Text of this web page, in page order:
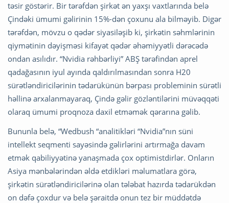
təsir göstərir. Bir tərəfdən şirkət ən yaxşı vaxtlarında belə
Çindəki ümumi gəlirinin 15%-dən çoxunu ala bilməyib. Digər
tərəfdən, mövzu o qədər siyasiləşib ki, şirkətin səhmlərinin
qiymətinin dəyişməsi kifayət qədər əhəmiyyətli dərəcədə
ondan asılıdır. “Nvidia rəhbərliyi” ABŞ tərəfindən aprel
qadağasının iyul ayında qaldırılmasından sonra H20
sürətləndiricilərinin tədarükünün bərpası probleminin sürətli
həllinə arxalanmayaraq, Çində gəlir gözləntilərini müvəqqəti
olaraq ümumi proqnoza daxil etməmək qərarına gəlib.
Bununla belə, “Wedbush “analitikləri “Nvidia”nın süni
intellekt seqmenti sayəsində gəlirlərini artırmağa davam
etmək qabiliyyətinə yanaşmada çox optimistdirlər. Onların
Asiya mənbələrindən əldə etdikləri məlumatlara görə,
şirkətin sürətləndiricilərinə olan tələbat hazırda tədarükdən
on dəfə çoxdur və belə şəraitdə onun tez bir müddətdə